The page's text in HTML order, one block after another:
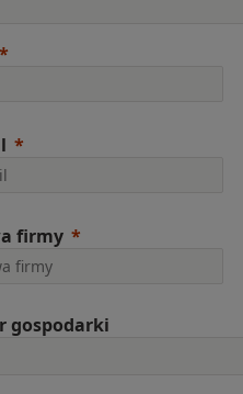
firmy
gospodarki